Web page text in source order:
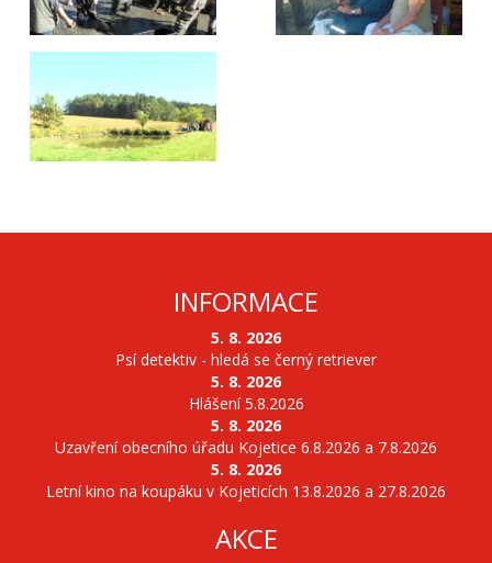
INFORMACE
5. 8. 2026
Psí detektiv - hledá se černý retriever
5. 8. 2026
Hlášení 5.8.2026
5. 8. 2026
Uzavření obecního úřadu Kojetice 6.8.2026 a 7.8.2026
5. 8. 2026
Letní kino na koupáku v Kojeticích 13.8.2026 a 27.8.2026
AKCE